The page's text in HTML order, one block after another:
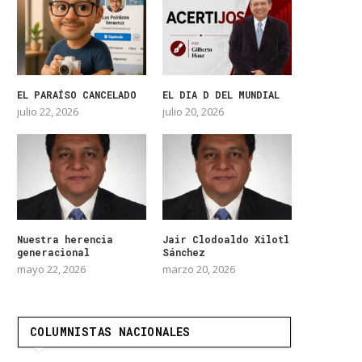
EL PARAÍSO CANCELADO
julio 22, 2026
EL DIA D DEL MUNDIAL
julio 20, 2026
Nuestra herencia
generacional
mayo 22, 2026
Jair Clodoaldo Xilotl
Sánchez
marzo 20, 2026
COLUMNISTAS NACIONALES